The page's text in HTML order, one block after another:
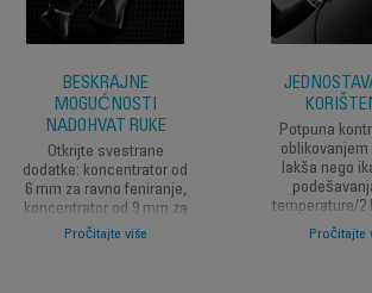
BESKRAJNE
MOGUĆNOSTI
NADOHVAT RUKE
Otkrijte svestrane
dodatke: koncentrator od
6 mm za ravno feniranje,
koncentrator od 9 mm za
snažno sušenje sa
Pročitajte više
Potpuna
oblikovanjem
lakša nego
temperature/2
vazduha i
Pročitajte